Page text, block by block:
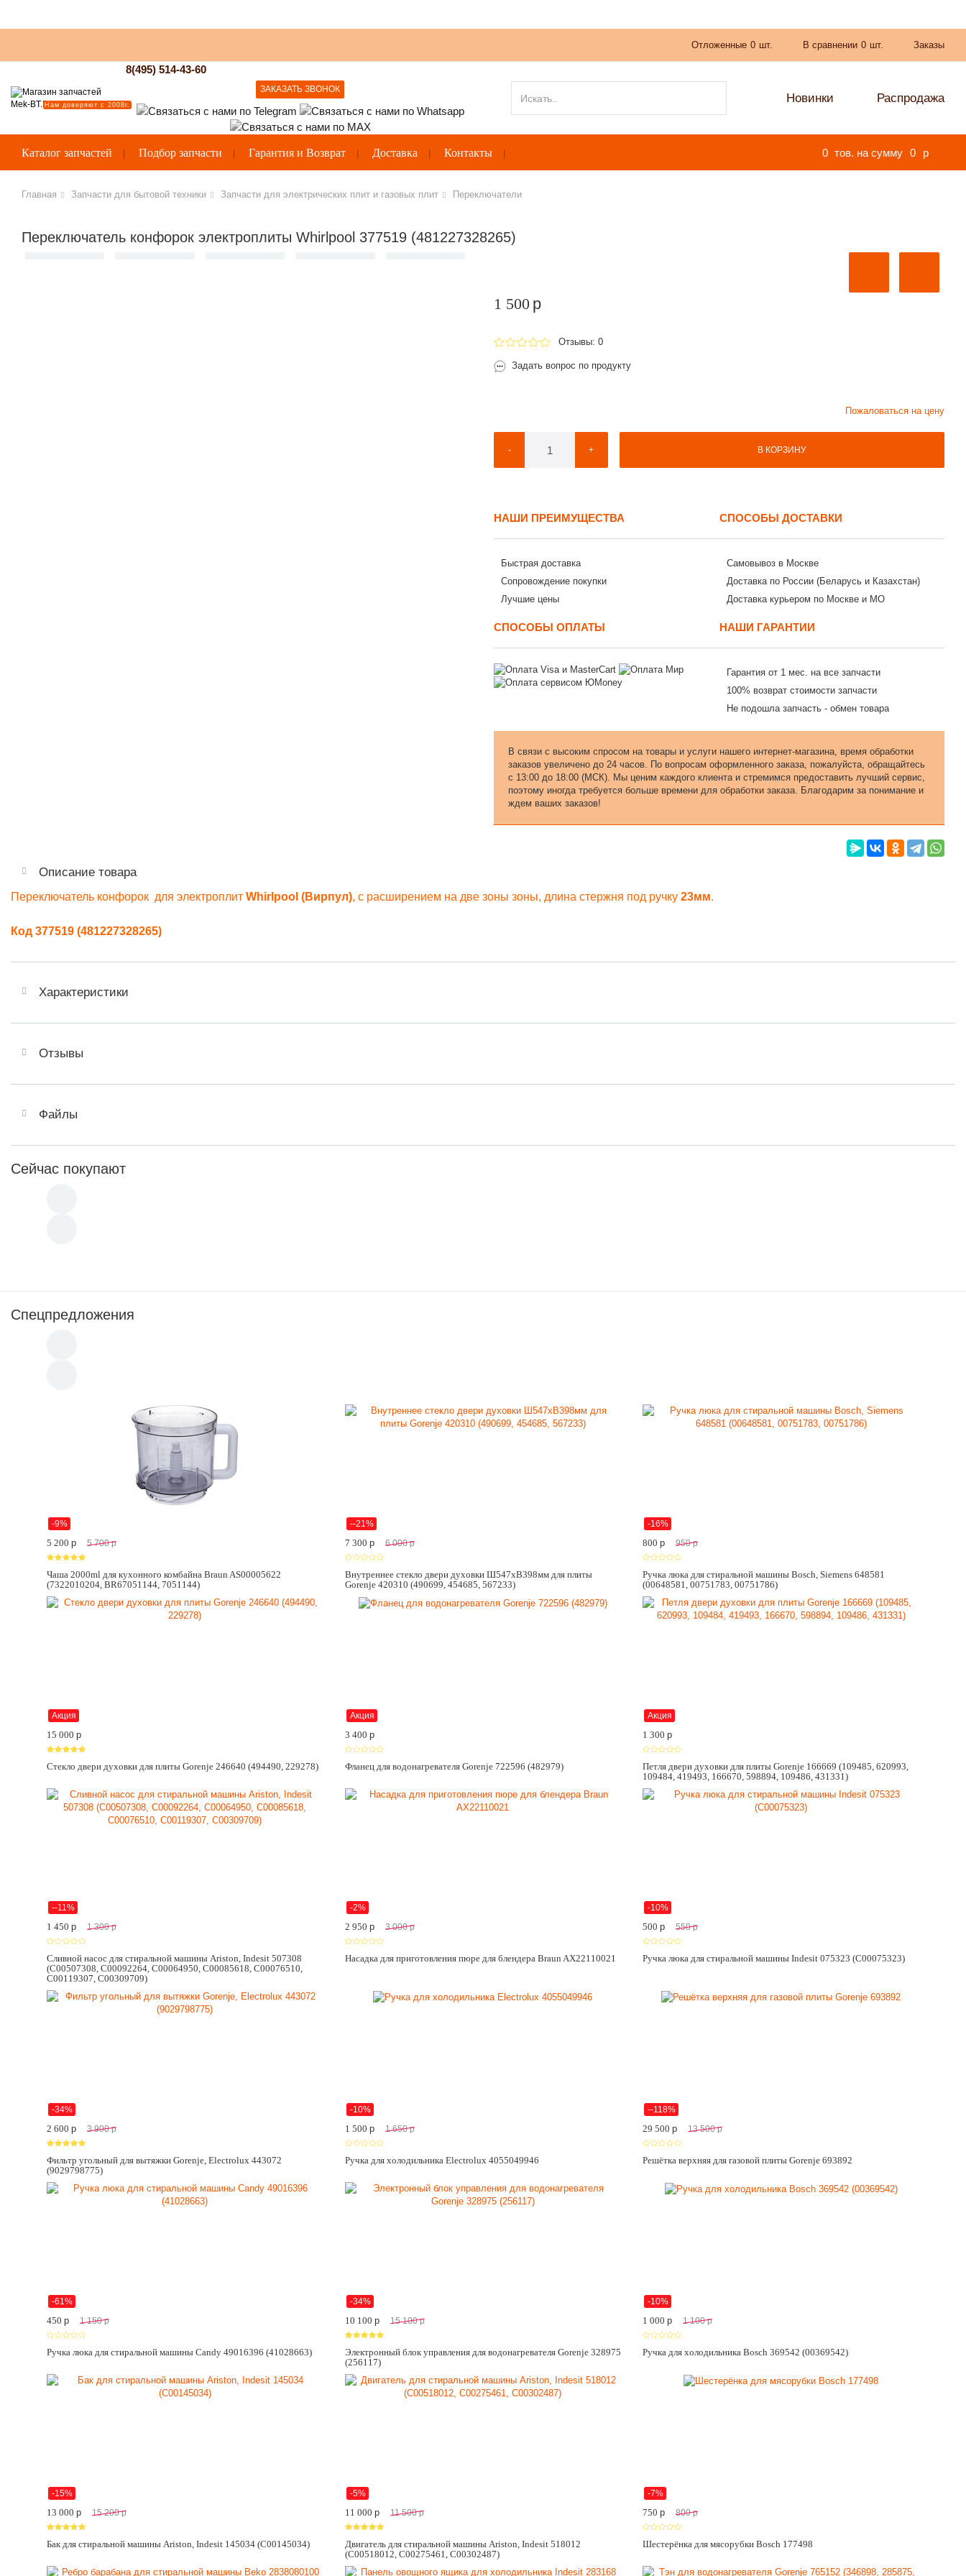
Отложенные 0 шт. В сравнении 0 шт. Заказы
Нам доверяют с 2008г.
8(495) 514-43-60
ЗАКАЗАТЬ ЗВОНОК
Новинки Распродажа
Каталог запчастей Подбор запчасти Гарантия и Возврат Доставка Контакты 0 тов. на сумму 0 p
Главная Запчасти для бытовой техники Запчасти для электрических плит и газовых плит Переключатели
Переключатель конфорок электроплиты Whirlpool 377519 (481227328265)
1 500 p
Отзывы: 0
Задать вопрос по продукту
Пожаловаться на цену
- + В КОРЗИНУ
НАШИ ПРЕИМУЩЕСТВА
Быстрая доставка
Сопровождение покупки
Лучшие цены
СПОСОБЫ ДОСТАВКИ
Самовывоз в Москве
Доставка по России (Беларусь и Казахстан)
Доставка курьером по Москве и МО
СПОСОБЫ ОПЛАТЫ НАШИ ГАРАНТИИ
Гарантия от 1 мес. на все запчасти
100% возврат стоимости запчасти
Не подошла запчасть - обмен товара
В связи с высоким спросом на товары и услуги нашего интернет-магазина, время обработки
заказов увеличено до 24 часов. По вопросам оформленного заказа, пожалуйста, обращайтесь
с 13:00 до 18:00 (МСК). Мы ценим каждого клиента и стремимся предоставить лучший сервис,
поэтому иногда требуется больше времени для обработки заказа. Благодарим за понимание и
ждем ваших заказов!
Описание товара
Переключатель конфорок для электроплит Whirlpool (Вирпул), с расширением на две зоны зоны, длина стержня под ручку 23мм.
Код 377519 (481227328265)
Характеристики
Отзывы
Файлы
Сейчас покупают
Спецпредложения
-9%
5 200 p 5 700 p
Чаша 2000ml для кухонного комбайна Braun AS00005622
(7322010204, BR67051144, 7051144)
--21%
7 300 p 6 000 p
Внутреннее стекло двери духовки Ш547хВ398мм для плиты
Gorenje 420310 (490699, 454685, 567233)
-16%
800p 950 p
Ручка люка для стиральной машины Bosch, Siemens 648581
(00648581, 00751783, 00751786)
Акция
15 000 p
Стекло двери духовки для плиты Gorenje 246640 (494490, 229278)
Акция
3 400 p
Фланец для водонагревателя Gorenje 722596 (482979)
Акция
1 300p
Петля двери духовки для плиты Gorenje 166669 (109485, 620993,
109484, 419493, 166670, 598894, 109486, 431331)
--11%
1 450 p 1 300 p
Сливной насос для стиральной машины Ariston, Indesit 507308
(C00507308, C00092264, C00064950, C00085618, C00076510,
C00119307, C00309709)
-2%
2 950 p 3 000 p
Насадка для приготовления пюре для блендера Braun AX22110021
-10%
500p 550 p
Ручка люка для стиральной машины Indesit 075323 (C00075323)
-34%
2 600 p 3 900 p
Фильтр угольный для вытяжки Gorenje, Electrolux 443072
(9029798775)
-10%
1 500 p 1 650 p
Ручка для холодильника Electrolux 4055049946
--118%
29 500p 13 500 p
Решётка верхняя для газовой плиты Gorenje 693892
-61%
450 p 1 150 p
Ручка люка для стиральной машины Candy 49016396 (41028663)
-34%
10 100 p 15 100 p
Электронный блок управления для водонагревателя Gorenje 328975
(256117)
-10%
1 000p 1 100 p
Ручка для холодильника Bosch 369542 (00369542)
-15%
13 000 p 15 200 p
Бак для стиральной машины Ariston, Indesit 145034 (C00145034)
-5%
11 000 p 11 500 p
Двигатель для стиральной машины Ariston, Indesit 518012
(C00518012, C00275461, C00302487)
-7%
750p 800 p
Шестерёнка для мясорубки Bosch 177498